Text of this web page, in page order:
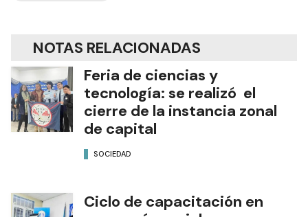
NOTAS RELACIONADAS
Feria de ciencias y
tecnología: se realizó el
cierre de la instancia zonal
de capital
SOCIEDAD
Ciclo de capacitación en